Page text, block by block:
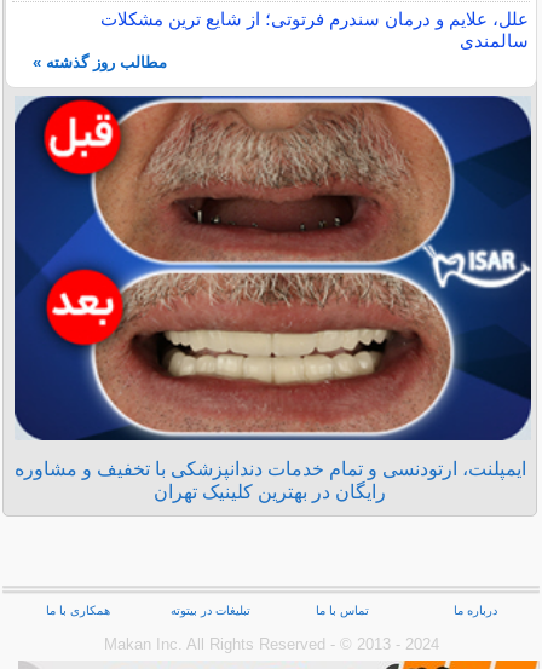
علل، علایم و درمان سندرم فرتوتی؛ از شایع ترین مشکلات
سالمندی
مطالب روز گذشته »
ایمپلنت، ارتودنسی و تمام خدمات دندانپزشکی با تخفیف و مشاوره
رایگان در بهترین کلینیک تهران
درباره ما تماس با ما تبلیغات در بیتوته همکاری با ما
Makan Inc.‎ All Rights Reserved - © 2013 - 2024